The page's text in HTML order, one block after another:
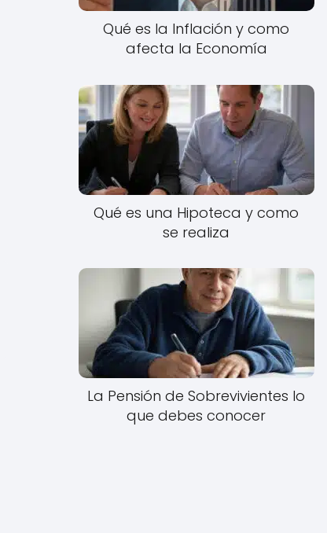
Qué es la Inflación y como
afecta la Economía
Qué es una Hipoteca y como
se realiza
La Pensión de Sobrevivientes lo
que debes conocer